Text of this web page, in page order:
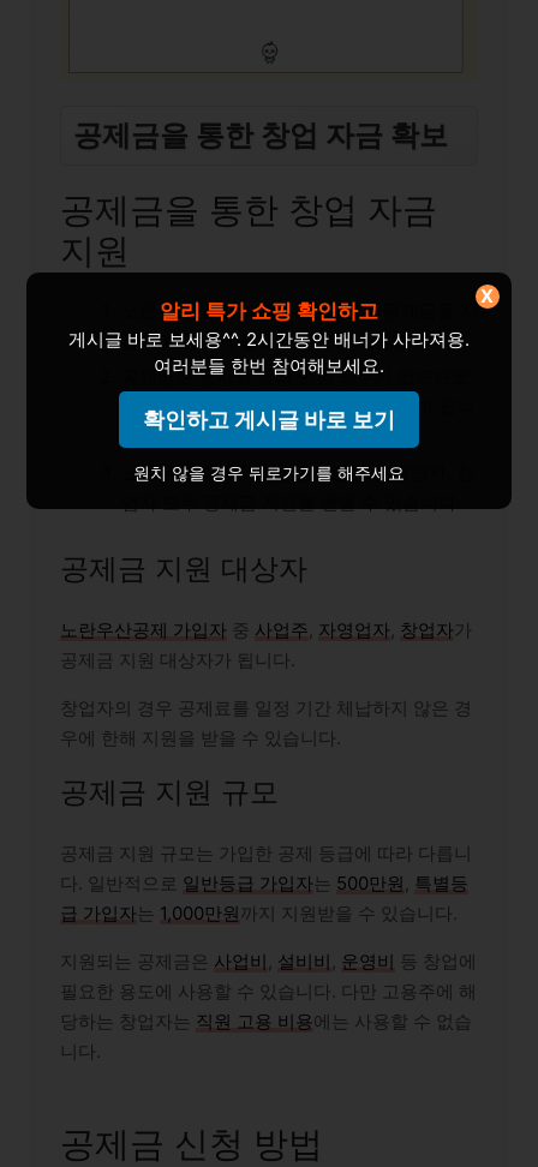
공제금을 통한 창업 자금 확보
공제금을 통한 창업 자금
지원
노란우산공제에서는 가입자에게 공제금을 지
급하여 창업에 필요한 자금을 지원합니다.
공제금은 융자와 달리 반환 의무가 없으므로
창업 초기에 자금을 확보하는 데 도움이 됩니
노란우산공제에 가입한 사업주, 자영업자, 창
공제금 지원 대상자
노란우산공제 가입자 중 사업주, 자영업자, 창업자가
공제금 지원 대상자가 됩니다.
창업자의 경우 공제료를 일정 기간 체납하지 않은 경
우에 한해 지원을 받을 수 있습니다.
공제금 지원 규모
공제금 지원 규모는 가입한 공제 등급에 따라 다릅니
다. 일반적으로 일반등급 가입자는 500만원 , 특별등
급 가입자는 1,000만원까지 지원받을 수 있습니다.
지원되는 공제금은 사업비 , 설비비 , 운영비 등 창업에
필요한 용도에 사용할 수 있습니다. 다만 고용주에 해
당하는 창업자는 직원 고용 비용에는 사용할 수 없습
니다.
공제금 신청 방법
알리 특가 쇼핑 확인하고
게시글 바로 보세용^^. 2시간동안 배너가 사라져용.
여러분들 한번 참여해보세요.
확인하고 게시글 바로 보기
원치 않을 경우 뒤로가기를 해주세요
X